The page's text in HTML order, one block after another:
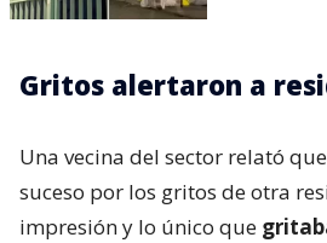
Gritos alertaron a
Una vecina del sector relató
suceso por los gritos de otra
impresión y lo único que